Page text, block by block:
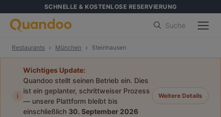
SCHNELLE & KOSTENLOSE RESERVIERUNG
Suche
Restaurants München Steinhausen
i
Wichtiges Update:
Quandoo stellt seinen Betrieb ein. Dies
ist ein geplanter, schrittweiser Prozess
— unsere Plattform bleibt bis
einschließlich 30. September 2026
Weitere Details